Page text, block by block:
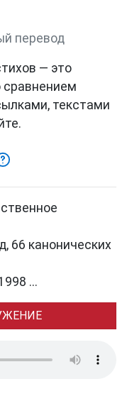
перевод
— это
сравнением
текстами
66 канонических
...